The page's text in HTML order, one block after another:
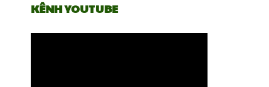
KÊNH YOUTUBE